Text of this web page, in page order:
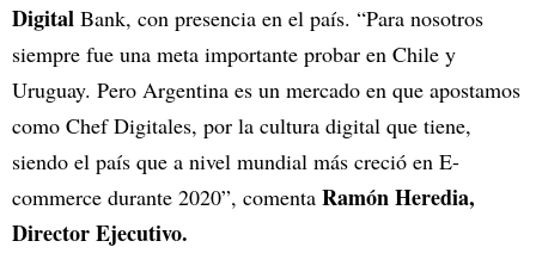
Digital Bank, con presencia en el país. “Para nosotros
siempre fue una meta importante probar en Chile y
Uruguay. Pero Argentina es un mercado en que apostamos
como Chef Digitales, por la cultura digital que tiene,
siendo el país que a nivel mundial más creció en E-
commerce durante 2020”, comenta Ramón Heredia,
Director Ejecutivo.